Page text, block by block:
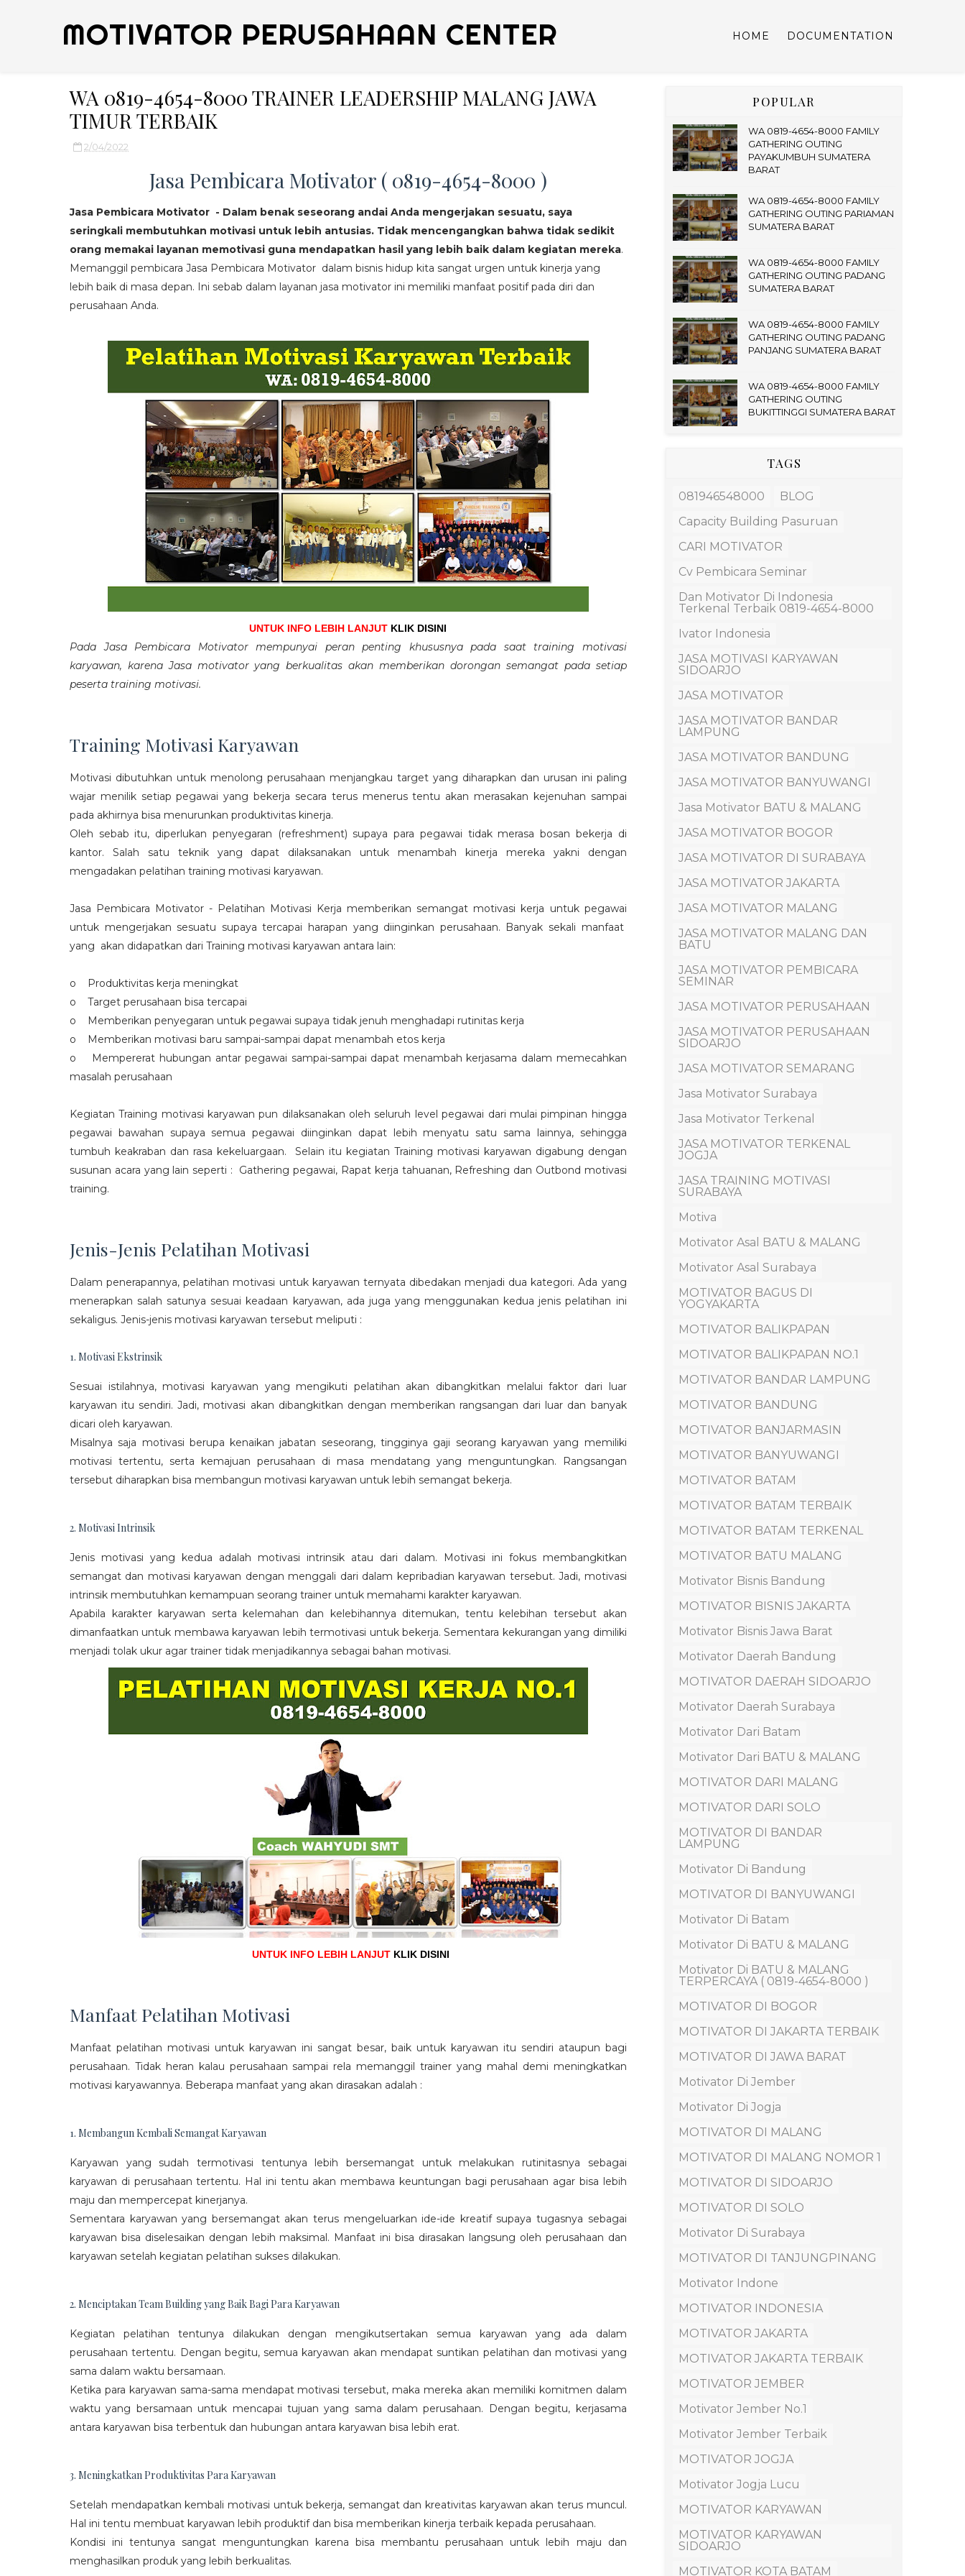
MOTIVATOR PERUSAHAAN CENTER HOME DOCUMENTATION
WA 0819-4654-8000 TRAINER LEADERSHIP MALANG JAWA
TIMUR TERBAIK
2/04/2022
Jasa Pembicara Motivator ( 0819-4654-8000 )
Jasa Pembicara Motivator - Dalam benak seseorang andai Anda mengerjakan sesuatu, saya
seringkali membutuhkan motivasi untuk lebih antusias. Tidak mencengangkan bahwa tidak sedikit
orang memakai layanan memotivasi guna mendapatkan hasil yang lebih baik dalam kegiatan mereka.
Memanggil pembicara Jasa Pembicara Motivator dalam bisnis hidup kita sangat urgen untuk kinerja yang
lebih baik di masa depan. Ini sebab dalam layanan jasa motivator ini memiliki manfaat positif pada diri dan
perusahaan Anda.
UNTUK INFO LEBIH LANJUT KLIK DISINI
Pada Jasa Pembicara Motivator mempunyai peran penting khususnya pada saat training motivasi
karyawan, karena Jasa motivator yang berkualitas akan memberikan dorongan semangat pada setiap
peserta training motivasi.
Training Motivasi Karyawan
Motivasi dibutuhkan untuk menolong perusahaan menjangkau target yang diharapkan dan urusan ini paling
wajar menilik setiap pegawai yang bekerja secara terus menerus tentu akan merasakan kejenuhan sampai
pada akhirnya bisa menurunkan produktivitas kinerja.
Oleh sebab itu, diperlukan penyegaran (refreshment) supaya para pegawai tidak merasa bosan bekerja di
kantor. Salah satu teknik yang dapat dilaksanakan untuk menambah kinerja mereka yakni dengan
mengadakan pelatihan training motivasi karyawan.
Jasa Pembicara Motivator - Pelatihan Motivasi Kerja memberikan semangat motivasi kerja untuk pegawai
untuk mengerjakan sesuatu supaya tercapai harapan yang diinginkan perusahaan. Banyak sekali manfaat
yang akan didapatkan dari Training motivasi karyawan antara lain:
o Produktivitas kerja meningkat
o Target perusahaan bisa tercapai
o Memberikan penyegaran untuk pegawai supaya tidak jenuh menghadapi rutinitas kerja
o Memberikan motivasi baru sampai-sampai dapat menambah etos kerja
o Mempererat hubungan antar pegawai sampai-sampai dapat menambah kerjasama dalam memecahkan
masalah perusahaan
Kegiatan Training motivasi karyawan pun dilaksanakan oleh seluruh level pegawai dari mulai pimpinan hingga
pegawai bawahan supaya semua pegawai diinginkan dapat lebih menyatu satu sama lainnya, sehingga
tumbuh keakraban dan rasa kekeluargaan. Selain itu kegiatan Training motivasi karyawan digabung dengan
susunan acara yang lain seperti : Gathering pegawai, Rapat kerja tahuanan, Refreshing dan Outbond motivasi
training.
Jenis-Jenis Pelatihan Motivasi
Dalam penerapannya, pelatihan motivasi untuk karyawan ternyata dibedakan menjadi dua kategori. Ada yang
menerapkan salah satunya sesuai keadaan karyawan, ada juga yang menggunakan kedua jenis pelatihan ini
sekaligus. Jenis-jenis motivasi karyawan tersebut meliputi :
1. Motivasi Ekstrinsik
Sesuai istilahnya, motivasi karyawan yang mengikuti pelatihan akan dibangkitkan melalui faktor dari luar
karyawan itu sendiri. Jadi, motivasi akan dibangkitkan dengan memberikan rangsangan dari luar dan banyak
dicari oleh karyawan.
Misalnya saja motivasi berupa kenaikan jabatan seseorang, tingginya gaji seorang karyawan yang memiliki
motivasi tertentu, serta kemajuan perusahaan di masa mendatang yang menguntungkan. Rangsangan
tersebut diharapkan bisa membangun motivasi karyawan untuk lebih semangat bekerja.
2. Motivasi Intrinsik
Jenis motivasi yang kedua adalah motivasi intrinsik atau dari dalam. Motivasi ini fokus membangkitkan
semangat dan motivasi karyawan dengan menggali dari dalam kepribadian karyawan tersebut. Jadi, motivasi
intrinsik membutuhkan kemampuan seorang trainer untuk memahami karakter karyawan.
Apabila karakter karyawan serta kelemahan dan kelebihannya ditemukan, tentu kelebihan tersebut akan
dimanfaatkan untuk membawa karyawan lebih termotivasi untuk bekerja. Sementara kekurangan yang dimiliki
menjadi tolak ukur agar trainer tidak menjadikannya sebagai bahan motivasi.
UNTUK INFO LEBIH LANJUT KLIK DISINI
Manfaat Pelatihan Motivasi
Manfaat pelatihan motivasi untuk karyawan ini sangat besar, baik untuk karyawan itu sendiri ataupun bagi
perusahaan. Tidak heran kalau perusahaan sampai rela memanggil trainer yang mahal demi meningkatkan
motivasi karyawannya. Beberapa manfaat yang akan dirasakan adalah :
1. Membangun Kembali Semangat Karyawan
Karyawan yang sudah termotivasi tentunya lebih bersemangat untuk melakukan rutinitasnya sebagai
karyawan di perusahaan tertentu. Hal ini tentu akan membawa keuntungan bagi perusahaan agar bisa lebih
maju dan mempercepat kinerjanya.
Sementara karyawan yang bersemangat akan terus mengeluarkan ide-ide kreatif supaya tugasnya sebagai
karyawan bisa diselesaikan dengan lebih maksimal. Manfaat ini bisa dirasakan langsung oleh perusahaan dan
karyawan setelah kegiatan pelatihan sukses dilakukan.
2. Menciptakan Team Building yang Baik Bagi Para Karyawan
Kegiatan pelatihan tentunya dilakukan dengan mengikutsertakan semua karyawan yang ada dalam
perusahaan tertentu. Dengan begitu, semua karyawan akan mendapat suntikan pelatihan dan motivasi yang
sama dalam waktu bersamaan.
Ketika para karyawan sama-sama mendapat motivasi tersebut, maka mereka akan memiliki komitmen dalam
waktu yang bersamaan untuk mencapai tujuan yang sama dalam perusahaan. Dengan begitu, kerjasama
antara karyawan bisa terbentuk dan hubungan antara karyawan bisa lebih erat.
3. Meningkatkan Produktivitas Para Karyawan
Setelah mendapatkan kembali motivasi untuk bekerja, semangat dan kreativitas karyawan akan terus muncul.
Hal ini tentu membuat karyawan lebih produktif dan bisa memberikan kinerja terbaik kepada perusahaan.
Kondisi ini tentunya sangat menguntungkan karena bisa membantu perusahaan untuk lebih maju dan
menghasilkan produk yang lebih berkualitas.
POPULAR
WA 0819-4654-8000 FAMILY
GATHERING OUTING
PAYAKUMBUH SUMATERA
BARAT
WA 0819-4654-8000 FAMILY
GATHERING OUTING PARIAMAN
SUMATERA BARAT
WA 0819-4654-8000 FAMILY
GATHERING OUTING PADANG
SUMATERA BARAT
WA 0819-4654-8000 FAMILY
GATHERING OUTING PADANG
PANJANG SUMATERA BARAT
WA 0819-4654-8000 FAMILY
GATHERING OUTING
BUKITTINGGI SUMATERA BARAT
TAGS
081946548000
BLOG
Capacity Building Pasuruan
CARI MOTIVATOR
Cv Pembicara Seminar
Dan Motivator Di Indonesia
Terkenal Terbaik 0819-4654-8000
Ivator Indonesia
JASA MOTIVASI KARYAWAN
SIDOARJO
JASA MOTIVATOR
JASA MOTIVATOR BANDAR
LAMPUNG
JASA MOTIVATOR BANDUNG
JASA MOTIVATOR BANYUWANGI
Jasa Motivator BATU & MALANG
JASA MOTIVATOR BOGOR
JASA MOTIVATOR DI SURABAYA
JASA MOTIVATOR JAKARTA
JASA MOTIVATOR MALANG
JASA MOTIVATOR MALANG DAN
BATU
JASA MOTIVATOR PEMBICARA
SEMINAR
JASA MOTIVATOR PERUSAHAAN
JASA MOTIVATOR PERUSAHAAN
SIDOARJO
JASA MOTIVATOR SEMARANG
Jasa Motivator Surabaya
Jasa Motivator Terkenal
JASA MOTIVATOR TERKENAL
JOGJA
JASA TRAINING MOTIVASI
SURABAYA
Motiva
Motivator Asal BATU & MALANG
Motivator Asal Surabaya
MOTIVATOR BAGUS DI
YOGYAKARTA
MOTIVATOR BALIKPAPAN
MOTIVATOR BALIKPAPAN NO.1
MOTIVATOR BANDAR LAMPUNG
MOTIVATOR BANDUNG
MOTIVATOR BANJARMASIN
MOTIVATOR BANYUWANGI
MOTIVATOR BATAM
MOTIVATOR BATAM TERBAIK
MOTIVATOR BATAM TERKENAL
MOTIVATOR BATU MALANG
Motivator Bisnis Bandung
MOTIVATOR BISNIS JAKARTA
Motivator Bisnis Jawa Barat
Motivator Daerah Bandung
MOTIVATOR DAERAH SIDOARJO
Motivator Daerah Surabaya
Motivator Dari Batam
Motivator Dari BATU & MALANG
MOTIVATOR DARI MALANG
MOTIVATOR DARI SOLO
MOTIVATOR DI BANDAR
LAMPUNG
Motivator Di Bandung
MOTIVATOR DI BANYUWANGI
Motivator Di Batam
Motivator Di BATU & MALANG
Motivator Di BATU & MALANG
TERPERCAYA ( 0819-4654-8000 )
MOTIVATOR DI BOGOR
MOTIVATOR DI JAKARTA TERBAIK
MOTIVATOR DI JAWA BARAT
Motivator Di Jember
Motivator Di Jogja
MOTIVATOR DI MALANG
MOTIVATOR DI MALANG NOMOR 1
MOTIVATOR DI SIDOARJO
MOTIVATOR DI SOLO
Motivator Di Surabaya
MOTIVATOR DI TANJUNGPINANG
Motivator Indone
MOTIVATOR INDONESIA
MOTIVATOR JAKARTA
MOTIVATOR JAKARTA TERBAIK
MOTIVATOR JEMBER
Motivator Jember No.1
Motivator Jember Terbaik
MOTIVATOR JOGJA
Motivator Jogja Lucu
MOTIVATOR KARYAWAN
MOTIVATOR KARYAWAN
SIDOARJO
MOTIVATOR KOTA BATAM